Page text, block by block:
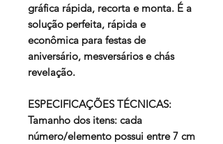
gráfica rápida, recorta e monta. É a
solução perfeita, rápida e
econômica para festas de
aniversário, mesversários e chás
revelação.
ESPECIFICAÇÕES TÉCNICAS:
Tamanho dos itens: cada
número/elemento possui entre 7 cm